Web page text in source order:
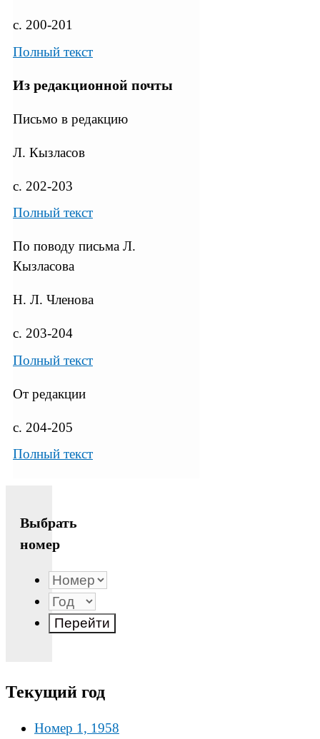
с. 200-201
Полный текст
Из редакционной почты
Письмо в редакцию
Л. Кызласов
с. 202-203
Полный текст
По поводу письма Л.
Кызласова
Н. Л. Членова
с. 203-204
Полный текст
От редакции
с. 204-205
Полный текст
Выбрать
номер
Текущий год
Номер 1, 1958